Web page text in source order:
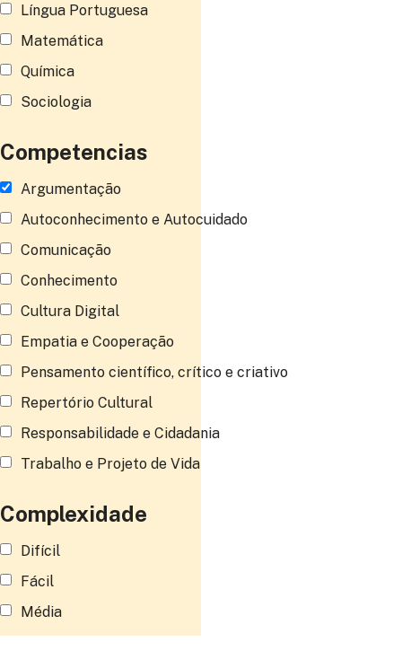
Língua Portuguesa
Matemática
Química
Sociologia
Competencias
Argumentação
Autoconhecimento e Autocuidado
Comunicação
Conhecimento
Cultura Digital
Empatia e Cooperação
Pensamento científico, crítico e criativo
Repertório Cultural
Responsabilidade e Cidadania
Trabalho e Projeto de Vida
Complexidade
Difícil
Fácil
Média